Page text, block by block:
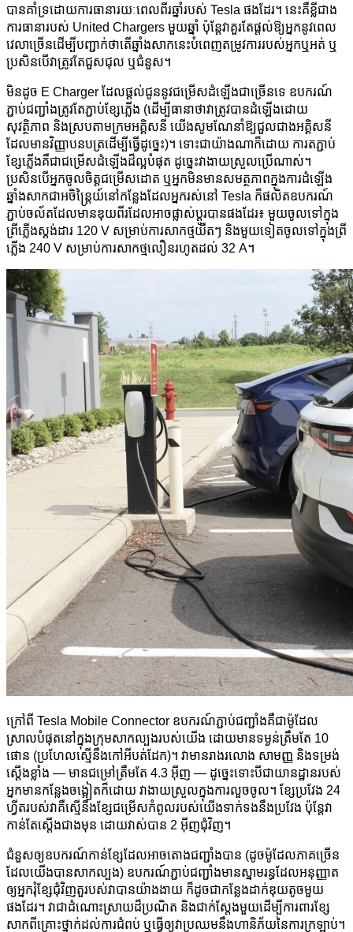
បានគាំទ្រដោយការធានារយៈពេលពីរឆ្នាំរបស់ Tesla ផងដែរ។ នេះគឺខ្លីជាង
ការធានារបស់ United Chargers មួយឆ្នាំ ប៉ុន្តែវាគួរតែផ្តល់ឱ្យអ្នកនូវពេល
វេលាច្រើនដើម្បីបញ្ជាក់ថាតើឆ្នាំងសាកនេះបំពេញតម្រូវការរបស់អ្នកឬអត់ ឬ
ប្រសិនបើវាត្រូវតែជួសជុល ឬជំនួស។
មិនដូច E Charger ដែលផ្តល់ជូននូវជម្រើសដំឡើងជាច្រើនទេ ឧបករណ៍
ភ្ជាប់ជញ្ជាំងត្រូវតែភ្ជាប់ខ្សែភ្លើង (ដើម្បីធានាថាវាត្រូវបានដំឡើងដោយ
សុវត្ថិភាព និងស្របតាមក្រមអគ្គិសនី យើងសូមណែនាំឱ្យជួលជាងអគ្គិសនី
ដែលមានវិញ្ញាបនបត្រដើម្បីធ្វើដូច្នេះ)។ ទោះជាយ៉ាងណាក៏ដោយ ការតភ្ជាប់
ខ្សែភ្លើងគឺជាជម្រើសដំឡើងដ៏ល្អបំផុត ដូច្នេះវាងាយស្រួលប្រើណាស់។
ប្រសិនបើអ្នកចូលចិត្តជម្រើសដោត ឬអ្នកមិនមានសមត្ថភាពក្នុងការដំឡើង
ឆ្នាំងសាកជាអចិន្ត្រៃយ៍នៅកន្លែងដែលអ្នករស់នៅ Tesla ក៏ផលិតឧបករណ៍
ភ្ជាប់ចល័តដែលមានឌុយពីរដែលអាចផ្លាស់ប្តូរបានផងដែរ៖ មួយចូលទៅក្នុង
ព្រីភ្លើងស្តង់ដារ 120 V សម្រាប់ការសាកថ្មយឺតៗ និងមួយទៀតចូលទៅក្នុងព្រី
ភ្លើង 240 V សម្រាប់ការសាកថ្មលឿនរហូតដល់ 32 A។
ក្រៅពី Tesla Mobile Connector ឧបករណ៍ភ្ជាប់ជញ្ជាំងគឺជាម៉ូដែល
ស្រាលបំផុតនៅក្នុងក្រុមសាកល្បងរបស់យើង ដោយមានទម្ងន់ត្រឹមតែ 10
ផោន (ប្រហែលស្មើនឹងកៅអីបត់ដែក)។ វាមានរាងរលោង សាមញ្ញ និងទម្រង់
ស្ដើងខ្លាំង — មានជម្រៅត្រឹមតែ 4.3 អ៊ីញ — ដូច្នេះទោះបីជាយានដ្ឋានរបស់
អ្នកមានកន្លែងចង្អៀតក៏ដោយ វាងាយស្រួលក្នុងការលួចចូល។ ខ្សែប្រវែង 24
ហ្វីតរបស់វាគឺស្មើនឹងខ្សែជម្រើសកំពូលរបស់យើងទាក់ទងនឹងប្រវែង ប៉ុន្តែវា
កាន់តែស្ដើងជាងមុន ដោយវាស់បាន 2 អ៊ីញជុំវិញ។
ជំនួស​ឲ្យ​ឧបករណ៍​កាន់​ខ្សែ​ដែល​អាច​តោង​ជញ្ជាំង​បាន (ដូច​ម៉ូដែល​ភាគច្រើន​
ដែល​យើង​បាន​សាកល្បង) ឧបករណ៍​ភ្ជាប់​ជញ្ជាំង​មាន​ស្នាម​រន្ធ​ដែល​អនុញ្ញាត​
ឲ្យ​អ្នក​រុំ​ខ្សែ​ជុំវិញ​តួ​របស់​វា​បាន​យ៉ាង​ងាយ ក៏ដូចជា​កន្លែង​ដាក់​ឌុយ​តូច​មួយ​
ផងដែរ។ វា​ជា​ដំណោះស្រាយ​ដ៏​ប្រណិត និង​ជាក់ស្តែង​មួយ​ដើម្បី​ការពារ​ខ្សែ​
សាក​ពី​គ្រោះថ្នាក់​ដល់​ការ​ជំពប់ ឬ​ធ្វើ​ឲ្យ​វា​ប្រឈម​នឹង​ហានិភ័យ​នៃ​ការ​ក្រឡាប់។